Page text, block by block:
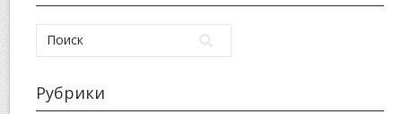
Рубрики